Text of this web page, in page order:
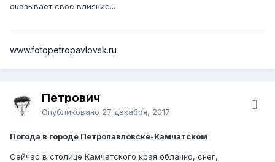
оказывает свое влияние...
www.fotopetropavlovsk.ru
Петрович
Опубликовано 27 декабря, 2017
Погода в городе Петропавловске-Камчатском
Сейчас в столице Камчатского края облачно, снег,